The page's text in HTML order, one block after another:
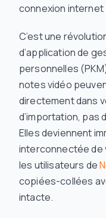
connexion internet
C’est une
d’application de
personnelles
notes vidéo
directement dans
d’importation, pas
Elles deviennent
interconnectée de
les utilisateurs de
copiées-collées
intacte.